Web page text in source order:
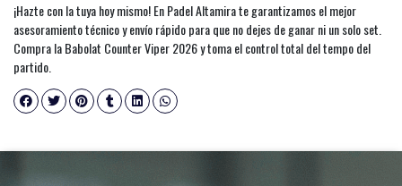
¡Hazte con la tuya hoy mismo! En Padel Altamira te garantizamos el mejor
asesoramiento técnico y envío rápido para que no dejes de ganar ni un solo set.
Compra la Babolat Counter Viper 2026 y toma el control total del tempo del
partido.